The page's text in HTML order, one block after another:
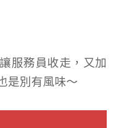
服務員收走，又加
是別有風味～